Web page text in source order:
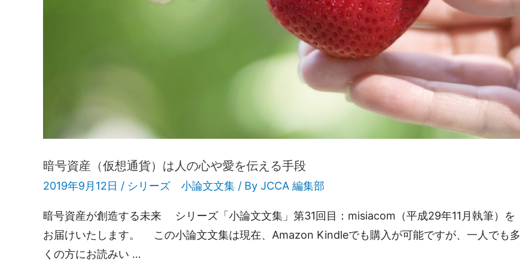
暗号資産（仮想通貨）は人の心や愛を伝える手段
2019年9月12日 / シリーズ 小論文文集 / By JCCA 編集部
暗号資産が創造する未来 シリーズ「小論文文集」第31回目：misiacom（平成29年11月執筆）を
お届けいたします。 この小論文文集は現在、Amazon Kindleでも購入が可能ですが、一人でも多
くの方にお読みい …